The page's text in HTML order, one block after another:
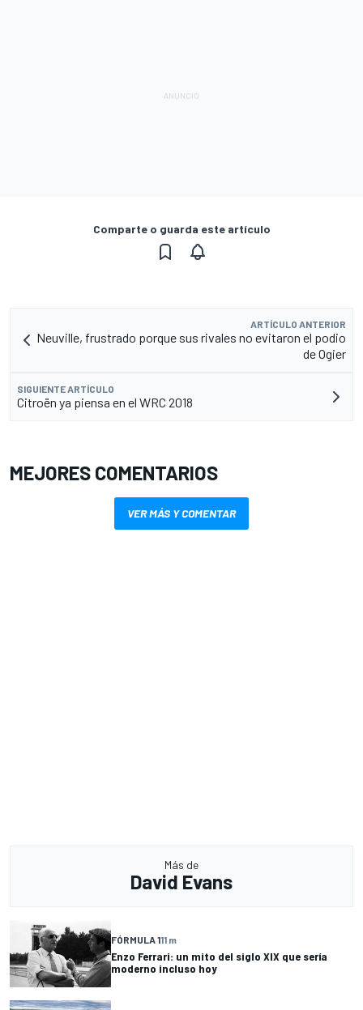
Comparte o guarda este artículo
ARTÍCULO ANTERIOR
Neuville, frustrado porque sus rivales no evitaron el podio
de Ogier
SIGUIENTE ARTÍCULO
Citroën ya piensa en el WRC 2018
MEJORES COMENTARIOS
VER MÁS Y COMENTAR
Más de
David Evans
FÓRMULA 111 m
Enzo Ferrari: un mito del siglo XIX que sería
moderno incluso hoy